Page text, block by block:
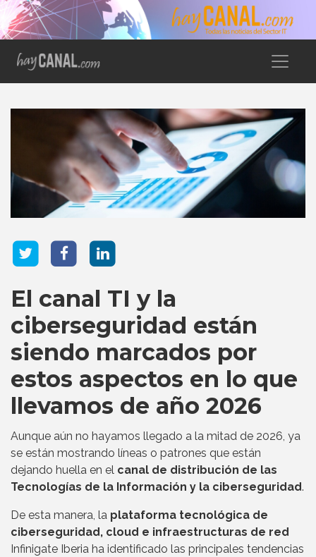
El canal TI y la
ciberseguridad están
siendo marcados por
estos aspectos en lo que
llevamos de año 2026
Aunque aún no hayamos llegado a la mitad de 2026, ya
se están mostrando líneas o patrones que están
dejando huella en el canal de distribución de las
Tecnologías de la Información y la ciberseguridad.
De esta manera, la plataforma tecnológica de
ciberseguridad, cloud e infraestructuras de red
Infinigate Iberia ha identificado las principales tendencias